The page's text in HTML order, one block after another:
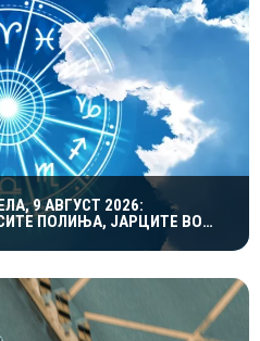
9 АВГУСТ 2026:
ПОЛИЊА, ЈАРЦИТЕ ВО
КАРИЕРАТА